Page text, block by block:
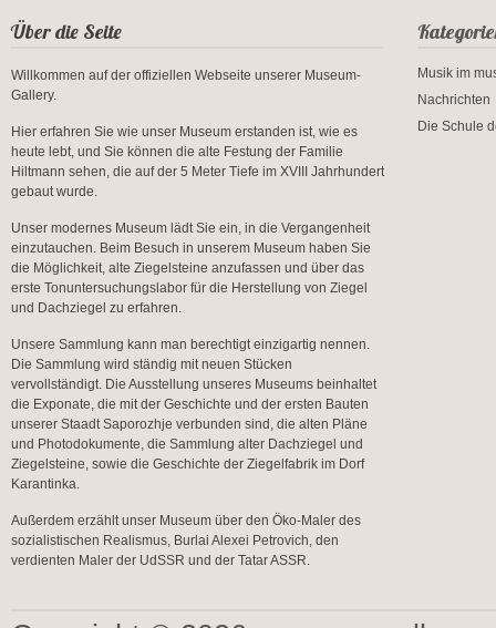
Über die Seite
Willkommen auf der offiziellen Webseite unserer Museum-
Gallery.
Hier erfahren Sie wie unser Museum erstanden ist, wie es
heute lebt, und Sie können die alte Festung der Familie
Hiltmann sehen, die auf der 5 Meter Tiefe im XVIII Jahrhundert
gebaut wurde.
Unser modernes Museum lädt Sie ein, in die Vergangenheit
einzutauchen. Beim Besuch in unserem Museum haben Sie
die Möglichkeit, alte Ziegelsteine anzufassen und über das
erste Tonuntersuchungslabor für die Herstellung von Ziegel
und Dachziegel zu erfahren.
Unsere Sammlung kann man berechtigt einzigartig nennen.
Die Sammlung wird ständig mit neuen Stücken
vervollständigt. Die Ausstellung unseres Museums beinhaltet
die Exponate, die mit der Geschichte und der ersten Bauten
unserer Staadt Saporozhje verbunden sind, die alten Pläne
und Photodokumente, die Sammlung alter Dachziegel und
Ziegelsteine, sowie die Geschichte der Ziegelfabrik im Dorf
Karantinka.
Außerdem erzählt unser Museum über den Öko-Maler des
sozialistischen Realismus, Burlai Alexei Petrovich, den
verdienten Maler der UdSSR und der Tatar ASSR.
Musik im
Nachrichten
Die Schule